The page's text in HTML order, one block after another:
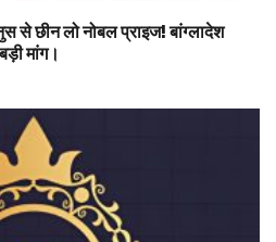
से छीन लो नोबल प्राइज! बांग्लादेश
मांग।